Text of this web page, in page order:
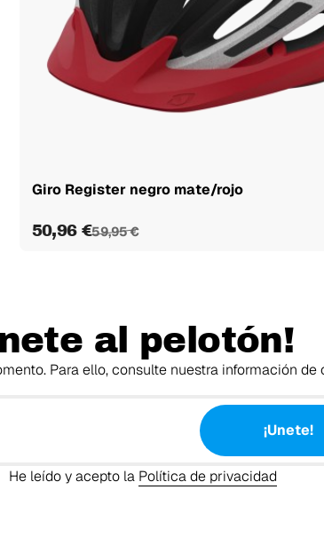
Giro Register negro mate/rojo
50,96 €59,95 €
al pelotón!
Para ello, consulte nuestra información
¡Unete!
He leído y acepto la Política de privacidad